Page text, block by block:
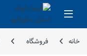
Skip to navigation
Skip to content
خانه فروشگاه